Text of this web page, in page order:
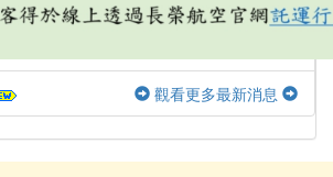
觀看更多最新消息